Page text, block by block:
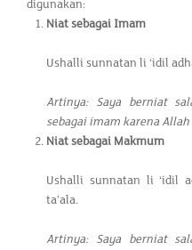
digunakan:
Niat sebagai Imam
Ushalli sunnatan li ‘idil
Artinya: Saya berniat
sebagai imam karena Allah
Niat sebagai Makmum
Ushalli sunnatan li ‘idil
ta’ala.
Artinya: Saya berniat